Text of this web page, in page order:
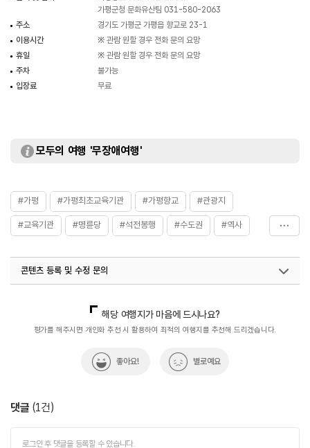
가평군청 문화유산팀 031-580-2063
주소
경기도 가평군 가평읍 향교로 23-1
이용시간
※ 관람 원할 경우 전화 문의 요망
휴일
※ 관람 원할 경우 전화 문의 요망
주차
불가능
입장료
무료
모두의 여행 '무장애여행'
#가평 #가평최초교육기관 #가평향교 #관광지
#교육기관 #명륜당 #석전봉행 #수도권 #역사
#역사속으로 #역사유적
콘텐츠 등록 및 수정 문의
해당 여행지가 마음에 드시나요?
평가를 해주시면 개인화 추천 시 활용하여 최적의 여행지를 추천해 드리겠습니다.
좋아요! 별로예요
댓글 (1건)